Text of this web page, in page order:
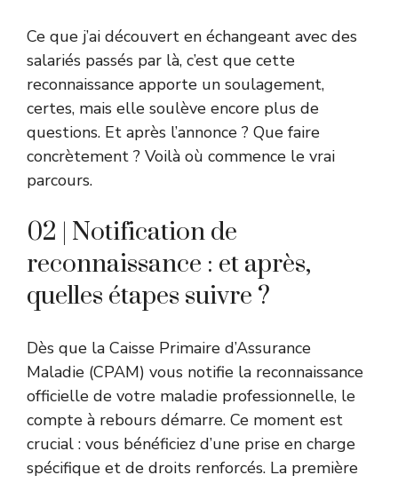
Ce que j’ai découvert en échangeant avec des
salariés passés par là, c’est que cette
reconnaissance apporte un soulagement,
certes, mais elle soulève encore plus de
questions. Et après l’annonce ? Que faire
concrètement ? Voilà où commence le vrai
parcours.
02 | Notification de
reconnaissance : et après,
quelles étapes suivre ?
Dès que la Caisse Primaire d’Assurance
Maladie (CPAM) vous notifie la reconnaissance
officielle de votre maladie professionnelle, le
compte à rebours démarre. Ce moment est
crucial : vous bénéficiez d’une prise en charge
spécifique et de droits renforcés. La première